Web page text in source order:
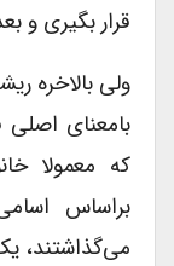
قرار بگیری و
ولی بالاخره
بامعنای اصلی
که معمولا
براساس
می‌گذاشتند،